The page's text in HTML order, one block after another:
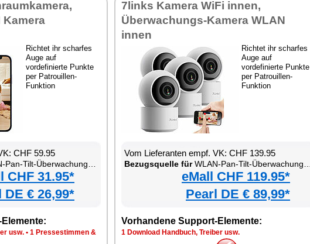
Kamera
Richtet ihr scharfes
Auge auf
vordefinierte Punkte
per Patrouillen-
Funktion
CHF 59.95
mit Tracking, Sirene, Nachtsicht und Patrouillen-Funktion
CHF 31.95*
DE € 26,99*
usw. • 1 Pressestimmen &
7links Kamera WiFi innen,
Überwachungs-Kamera WLAN
innen
Richtet ihr scharfes
Auge auf
vordefinierte Punkte
per Patrouillen-
Funktion
Vom Lieferanten empf. VK: CHF 139.95
Bezugsquelle fürWLAN-Pan-Tilt-Überwachungskamera mit Tracking, Sirene, Nachtsicht und Patrouillen-Funktion
eMall CHF 119.95*
Pearl DE € 89,99*
Vorhandene Support-Elemente:
1 Download Handbuch, Treiber usw.